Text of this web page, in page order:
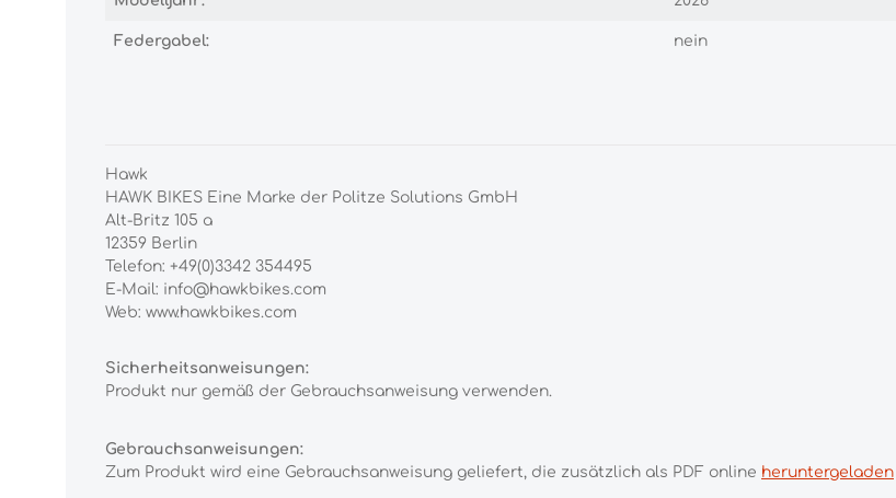
Federgabel: nein
Hawk
HAWK BIKES Eine Marke der Politze Solutions GmbH
Alt-Britz 105 a
12359 Berlin
Telefon: +49(0)3342 354495
E-Mail: info@hawkbikes.com
Web: www.hawkbikes.com
Sicherheitsanweisungen:
Produkt nur gemäß der Gebrauchsanweisung verwenden.
Gebrauchsanweisungen:
Zum Produkt wird eine Gebrauchsanweisung geliefert, die zusätzlich als PDF online heruntergeladen